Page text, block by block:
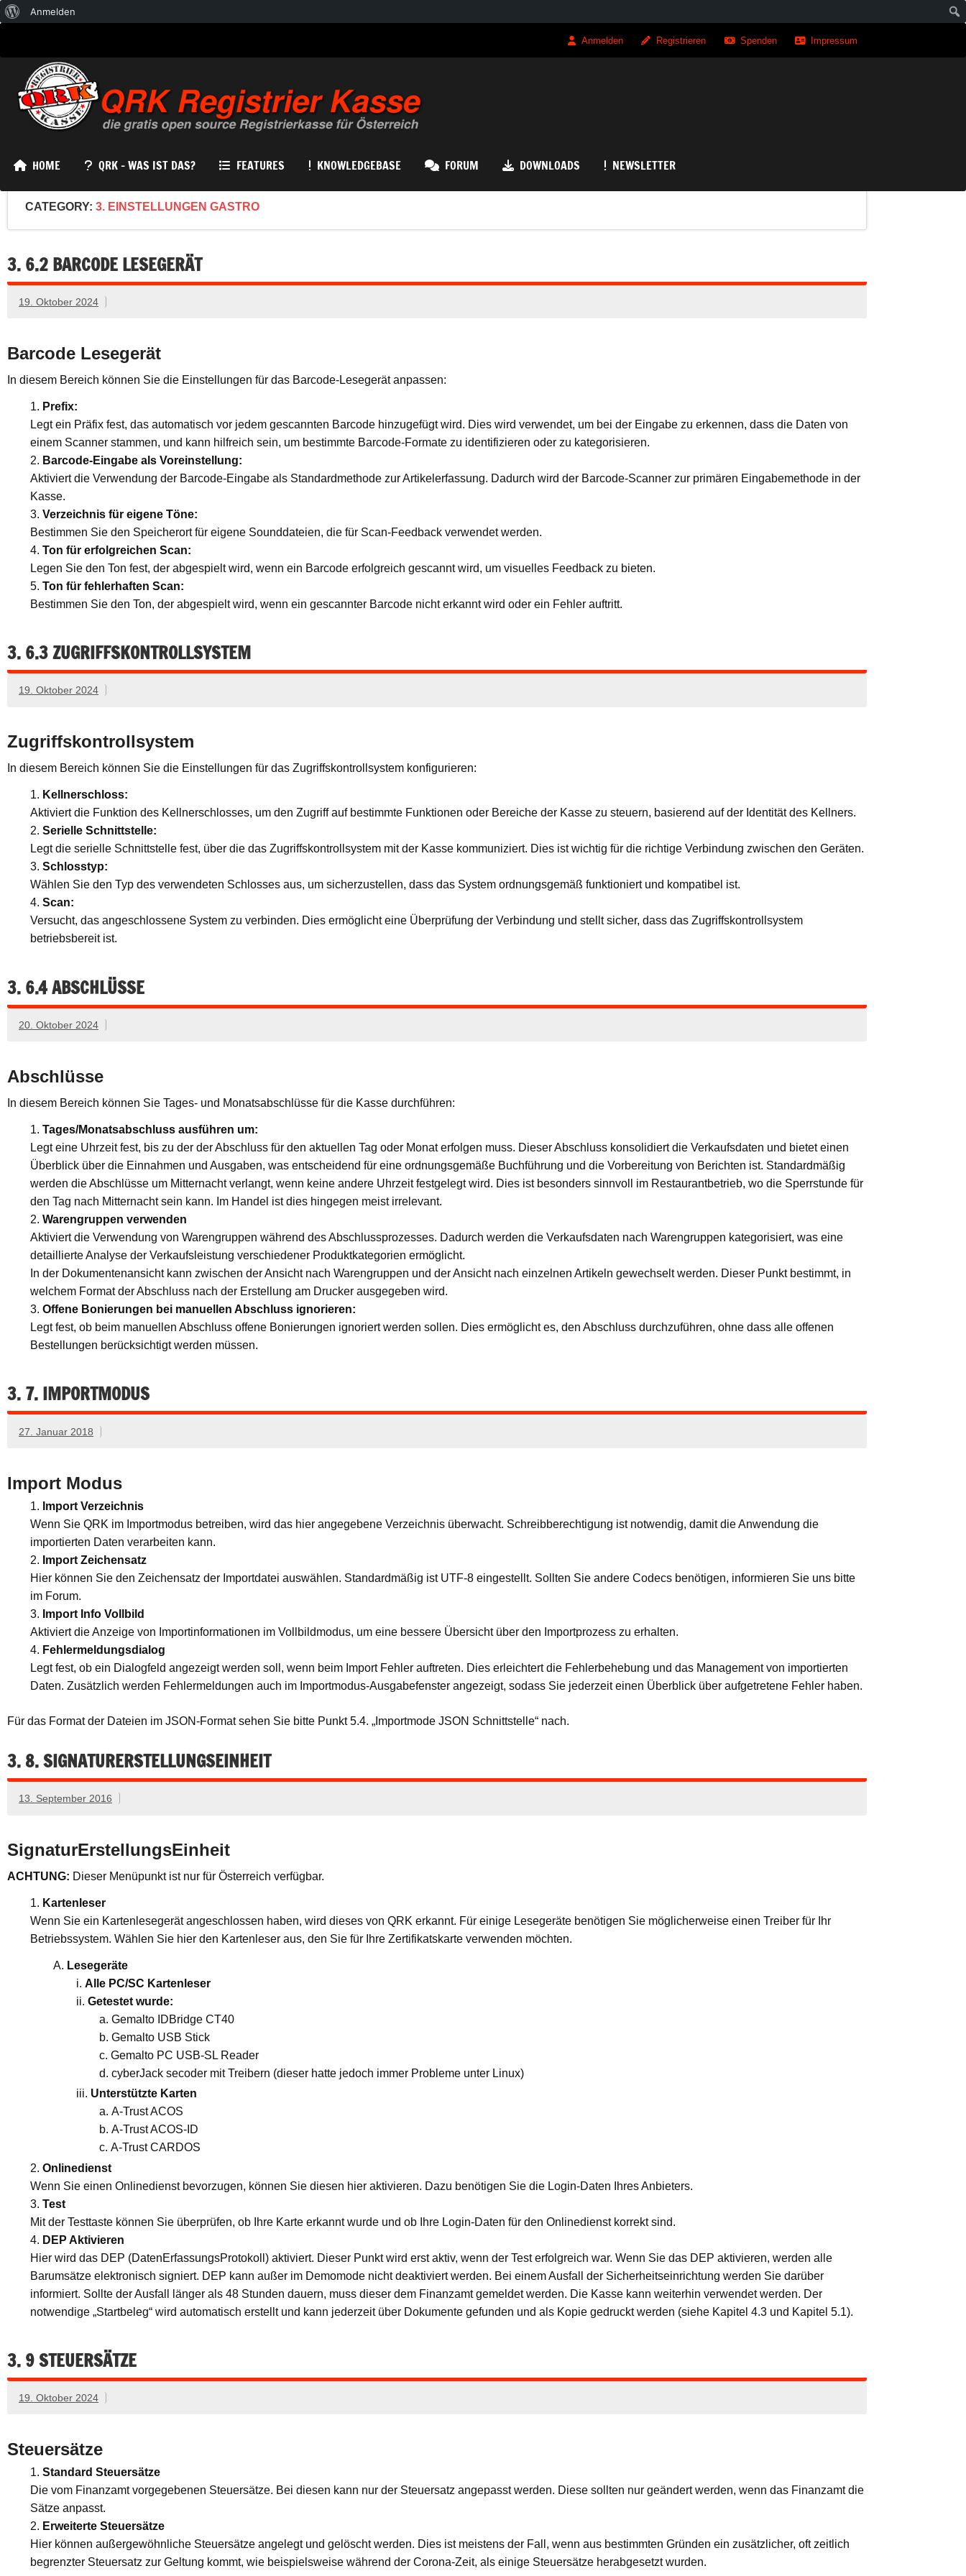
Anmelden Registrieren Spenden Impressum
QRK Registrierkasse
HOME QRK – WAS IST DAS? FEATURES KNOWLEDGEBASE FORUM DOWNLOADS NEWSLETTER
CATEGORY: 3. EINSTELLUNGEN GASTRO
3. 6.2 BARCODE LESEGERÄT
19. Oktober 2024
Barcode Lesegerät
In diesem Bereich können Sie die Einstellungen für das Barcode-Lesegerät anpassen:
Prefix:
Legt ein Präfix fest, das automatisch vor jedem gescannten Barcode hinzugefügt wird. Dies wird verwendet, um bei der Eingabe zu erkennen, dass die Daten von
einem Scanner stammen, und kann hilfreich sein, um bestimmte Barcode-Formate zu identifizieren oder zu kategorisieren.
Barcode-Eingabe als Voreinstellung:
Aktiviert die Verwendung der Barcode-Eingabe als Standardmethode zur Artikelerfassung. Dadurch wird der Barcode-Scanner zur primären Eingabemethode in der
Kasse.
Verzeichnis für eigene Töne:
Bestimmen Sie den Speicherort für eigene Sounddateien, die für Scan-Feedback verwendet werden.
Ton für erfolgreichen Scan:
Legen Sie den Ton fest, der abgespielt wird, wenn ein Barcode erfolgreich gescannt wird, um visuelles Feedback zu bieten.
Ton für fehlerhaften Scan:
Bestimmen Sie den Ton, der abgespielt wird, wenn ein gescannter Barcode nicht erkannt wird oder ein Fehler auftritt.
3. 6.3 ZUGRIFFSKONTROLLSYSTEM
19. Oktober 2024
Zugriffskontrollsystem
In diesem Bereich können Sie die Einstellungen für das Zugriffskontrollsystem konfigurieren:
Kellnerschloss:
Aktiviert die Funktion des Kellnerschlosses, um den Zugriff auf bestimmte Funktionen oder Bereiche der Kasse zu steuern, basierend auf der Identität des Kellners.
Serielle Schnittstelle:
Legt die serielle Schnittstelle fest, über die das Zugriffskontrollsystem mit der Kasse kommuniziert. Dies ist wichtig für die richtige Verbindung zwischen den Geräten.
Schlosstyp:
Wählen Sie den Typ des verwendeten Schlosses aus, um sicherzustellen, dass das System ordnungsgemäß funktioniert und kompatibel ist.
Scan:
Versucht, das angeschlossene System zu verbinden. Dies ermöglicht eine Überprüfung der Verbindung und stellt sicher, dass das Zugriffskontrollsystem
betriebsbereit ist.
3. 6.4 ABSCHLÜSSE
20. Oktober 2024
Abschlüsse
In diesem Bereich können Sie Tages- und Monatsabschlüsse für die Kasse durchführen:
Tages/Monatsabschluss ausführen um:
Legt eine Uhrzeit fest, bis zu der der Abschluss für den aktuellen Tag oder Monat erfolgen muss. Dieser Abschluss konsolidiert die Verkaufsdaten und bietet einen
Überblick über die Einnahmen und Ausgaben, was entscheidend für eine ordnungsgemäße Buchführung und die Vorbereitung von Berichten ist. Standardmäßig
werden die Abschlüsse um Mitternacht verlangt, wenn keine andere Uhrzeit festgelegt wird. Dies ist besonders sinnvoll im Restaurantbetrieb, wo die Sperrstunde für
den Tag nach Mitternacht sein kann. Im Handel ist dies hingegen meist irrelevant.
Warengruppen verwenden
Aktiviert die Verwendung von Warengruppen während des Abschlussprozesses. Dadurch werden die Verkaufsdaten nach Warengruppen kategorisiert, was eine
detaillierte Analyse der Verkaufsleistung verschiedener Produktkategorien ermöglicht.
In der Dokumentenansicht kann zwischen der Ansicht nach Warengruppen und der Ansicht nach einzelnen Artikeln gewechselt werden. Dieser Punkt bestimmt, in
welchem Format der Abschluss nach der Erstellung am Drucker ausgegeben wird.
Offene Bonierungen bei manuellen Abschluss ignorieren:
Legt fest, ob beim manuellen Abschluss offene Bonierungen ignoriert werden sollen. Dies ermöglicht es, den Abschluss durchzuführen, ohne dass alle offenen
Bestellungen berücksichtigt werden müssen.
3. 7. IMPORTMODUS
27. Januar 2018
Import Modus
Import Verzeichnis
Wenn Sie QRK im Importmodus betreiben, wird das hier angegebene Verzeichnis überwacht. Schreibberechtigung ist notwendig, damit die Anwendung die
importierten Daten verarbeiten kann.
Import Zeichensatz
Hier können Sie den Zeichensatz der Importdatei auswählen. Standardmäßig ist UTF-8 eingestellt. Sollten Sie andere Codecs benötigen, informieren Sie uns bitte
im Forum.
Import Info Vollbild
Aktiviert die Anzeige von Importinformationen im Vollbildmodus, um eine bessere Übersicht über den Importprozess zu erhalten.
Fehlermeldungsdialog
Legt fest, ob ein Dialogfeld angezeigt werden soll, wenn beim Import Fehler auftreten. Dies erleichtert die Fehlerbehebung und das Management von importierten
Daten. Zusätzlich werden Fehlermeldungen auch im Importmodus-Ausgabefenster angezeigt, sodass Sie jederzeit einen Überblick über aufgetretene Fehler haben.
Für das Format der Dateien im JSON-Format sehen Sie bitte Punkt 5.4. „Importmode JSON Schnittstelle“ nach.
3. 8. SIGNATURERSTELLUNGSEINHEIT
13. September 2016
SignaturErstellungsEinheit
ACHTUNG: Dieser Menüpunkt ist nur für Österreich verfügbar.
Kartenleser
Wenn Sie ein Kartenlesegerät angeschlossen haben, wird dieses von QRK erkannt. Für einige Lesegeräte benötigen Sie möglicherweise einen Treiber für Ihr
Betriebssystem. Wählen Sie hier den Kartenleser aus, den Sie für Ihre Zertifikatskarte verwenden möchten.
Lesegeräte
Alle PC/SC Kartenleser
Getestet wurde:
Gemalto IDBridge CT40
Gemalto USB Stick
Gemalto PC USB-SL Reader
cyberJack secoder mit Treibern (dieser hatte jedoch immer Probleme unter Linux)
Unterstützte Karten
A-Trust ACOS
A-Trust ACOS-ID
A-Trust CARDOS
Onlinedienst
Wenn Sie einen Onlinedienst bevorzugen, können Sie diesen hier aktivieren. Dazu benötigen Sie die Login-Daten Ihres Anbieters.
Test
Mit der Testtaste können Sie überprüfen, ob Ihre Karte erkannt wurde und ob Ihre Login-Daten für den Onlinedienst korrekt sind.
DEP Aktivieren
Hier wird das DEP (DatenErfassungsProtokoll) aktiviert. Dieser Punkt wird erst aktiv, wenn der Test erfolgreich war. Wenn Sie das DEP aktivieren, werden alle
Barumsätze elektronisch signiert. DEP kann außer im Demomode nicht deaktiviert werden. Bei einem Ausfall der Sicherheitseinrichtung werden Sie darüber
informiert. Sollte der Ausfall länger als 48 Stunden dauern, muss dieser dem Finanzamt gemeldet werden. Die Kasse kann weiterhin verwendet werden. Der
notwendige „Startbeleg“ wird automatisch erstellt und kann jederzeit über Dokumente gefunden und als Kopie gedruckt werden (siehe Kapitel 4.3 und Kapitel 5.1).
3. 9 STEUERSÄTZE
19. Oktober 2024
Steuersätze
Standard Steuersätze
Die vom Finanzamt vorgegebenen Steuersätze. Bei diesen kann nur der Steuersatz angepasst werden. Diese sollten nur geändert werden, wenn das Finanzamt die
Sätze anpasst.
Erweiterte Steuersätze
Hier können außergewöhnliche Steuersätze angelegt und gelöscht werden. Dies ist meistens der Fall, wenn aus bestimmten Gründen ein zusätzlicher, oft zeitlich
begrenzter Steuersatz zur Geltung kommt, wie beispielsweise während der Corona-Zeit, als einige Steuersätze herabgesetzt wurden.
Über
Anmelden